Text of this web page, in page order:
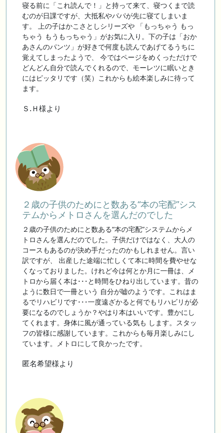
寝る前に「これ読んで！」と持って来て、寝つくまで読
むのが日課ですが、大抵私やパパが先に寝てしまいま
す。 上の子はかこさとしシリーズや 「もっちゃう もっ
ちゃう もうもっちゃう」がお気に入り。下の子は「おか
あさんのパンツ」が好きで何度も読んであげてるうちに
覚えてしまったようで、 今ではページをめくっただけで
どんどん自分で読んでくれるので、モーレツに眠いとき
にはピッタリです（笑）これからも絵本楽しみに待って
ます。
Ｓ.Ｈ様より
２歳の子供のためにと数ある“本の宅配”シス
テムからメトロさんを選んだのでした
２歳の子供のためにと数ある“本の宅配”システムからメ
トロさんを選んだのでした。子供だけではなく、大人の
コースもあるのが決め手だったのかもしれません。言い
訳ですが、 出産した途端に忙しくて本に時間を費やせな
くなっておりました。けれど今は何とか月に一冊は、メ
トロから届く本は･･･と時間をひねり出しています。昔の
ように数日で一冊という 自分が嘘のようです。これはま
るでリハビリです･･･一度遠ざかると何でもリハビリが必
要になるのでしょうか？やはり本はいいです。豊かにし
てくれます。身体に風が通っている気も します。スタッ
フの皆様に感謝しています。これからも毎月楽しみにし
ています。メトロにして良かったです。
匿名希望様より